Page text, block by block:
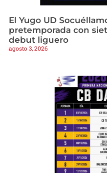
El Yugo UD
pretemporada con
debut liguero
agosto 3, 2026